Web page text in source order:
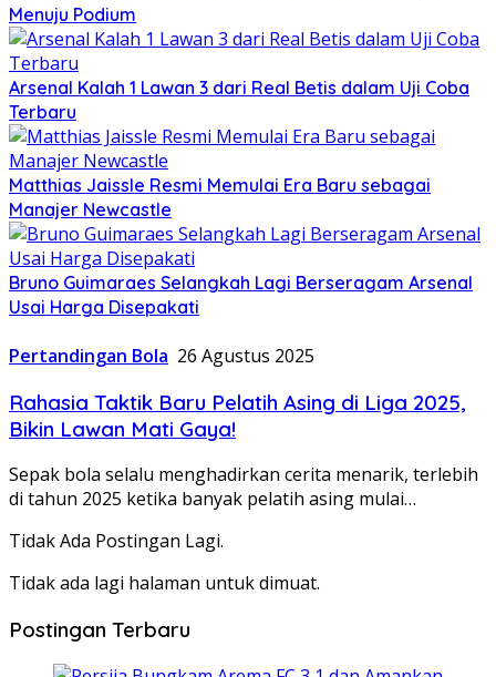
Menuju Podium
Arsenal Kalah 1 Lawan 3 dari Real Betis dalam Uji Coba
Terbaru
Matthias Jaissle Resmi Memulai Era Baru sebagai
Manajer Newcastle
Bruno Guimaraes Selangkah Lagi Berseragam Arsenal
Usai Harga Disepakati
Pertandingan Bola 26 Agustus 2025
Rahasia Taktik Baru Pelatih Asing di Liga 2025,
Bikin Lawan Mati Gaya!
Sepak bola selalu menghadirkan cerita menarik, terlebih
di tahun 2025 ketika banyak pelatih asing mulai…
Tidak Ada Postingan Lagi.
Tidak ada lagi halaman untuk dimuat.
Postingan Terbaru